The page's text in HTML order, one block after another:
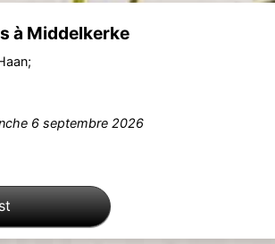
à Middelkerke
dimanche 6 septembre 2026